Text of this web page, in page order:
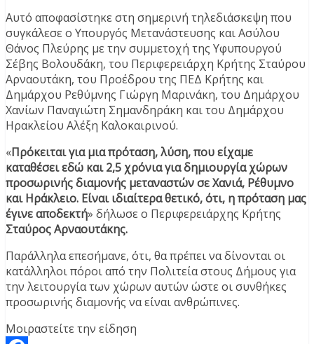
Αυτό αποφασίστηκε στη σημερινή τηλεδιάσκεψη που
συγκάλεσε ο Υπουργός Μετανάστευσης και Ασύλου
Θάνος Πλεύρης με την συμμετοχή της Υφυπουργού
Σέβης Βολουδάκη, του Περιφερειάρχη Κρήτης Σταύρου
Αρναουτάκη, του Προέδρου της ΠΕΔ Κρήτης και
Δημάρχου Ρεθύμνης Γιώργη Μαρινάκη, του Δημάρχου
Χανίων Παναγιώτη Σημανδηράκη και του Δημάρχου
Ηρακλείου Αλέξη Καλοκαιρινού.
«Πρόκειται για μια πρόταση, λύση, που είχαμε
καταθέσει εδώ και 2,5 χρόνια για δημιουργία χώρων
προσωρινής διαμονής μεταναστών σε Χανιά, Ρέθυμνο
και Ηράκλειο. Είναι ιδιαίτερα θετικό, ότι, η πρόταση μας
έγινε αποδεκτή» δήλωσε ο Περιφερειάρχης Κρήτης
Σταύρος Αρναουτάκης.
Παράλληλα επεσήμανε, ότι, θα πρέπει να δίνονται οι
κατάλληλοι πόροι από την Πολιτεία στους Δήμους για
την λειτουργία των χώρων αυτών ώστε οι συνθήκες
προσωρινής διαμονής να είναι ανθρώπινες.
Μοιραστείτε την είδηση